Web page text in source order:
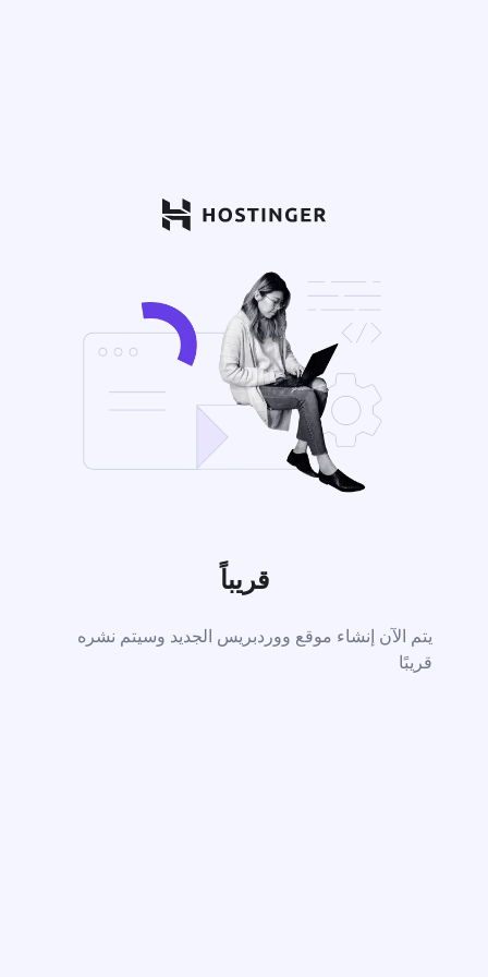
قريباً
يتم الآن إنشاء موقع ووردبريس الجديد وسيتم نشره
قريبًا